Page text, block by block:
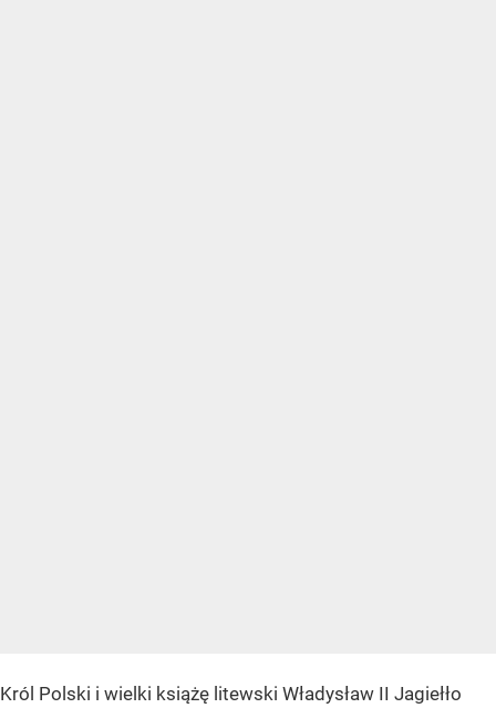
Król Polski i wielki książę litewski Władysław II Jagiełło